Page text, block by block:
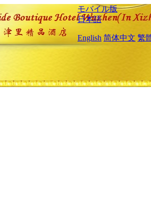
モバイル版
日本語
English 简体中文 繁